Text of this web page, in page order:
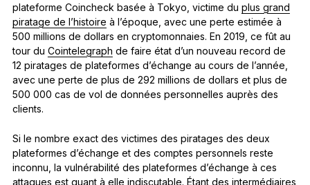
plateforme Coincheck basée à Tokyo, victime du plus grand
piratage de l’histoire à l’époque, avec une perte estimée à
500 millions de dollars en cryptomonnaies. En 2019, ce fût au
tour du Cointelegraph de faire état d’un nouveau record de
12 piratages de plateformes d’échange au cours de l’année,
avec une perte de plus de 292 millions de dollars et plus de
500 000 cas de vol de données personnelles auprès des
clients.
Si le nombre exact des victimes des piratages des deux
plateformes d’échange et des comptes personnels reste
inconnu, la vulnérabilité des plateformes d’échange à ces
attaques est quant à elle indiscutable. Étant des intermédiaires